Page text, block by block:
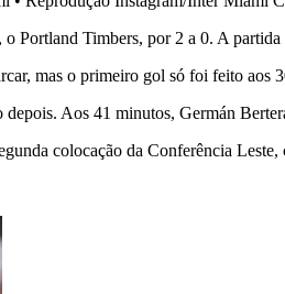
Portland Timbers, por 2 a 0. A
mas o primeiro gol só foi feito aos
Aos 41 minutos, Germán
colocação da Conferência